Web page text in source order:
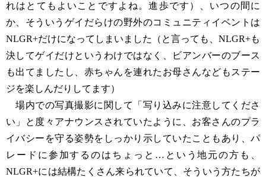
れはとてもよいことですよね。進歩です）、いつの間に
か、そういうゲイだらけの野外のコミュニティイベントは
NLGR+だけになってしまいました（と言っても、NLGR+も
決してゲイだけというわけではなく、ビアンバーのブース
も出てましたし、赤ちゃんを連れたお母さんなどもステー
ジを楽しんだりしてます）
場内での写真撮影に関して「写り込みに注意してくださ
い」と度々アナウンスされていたように、お客さんのプラ
イバシーを守る姿勢をしっかり示していたこともあり、パ
レードに参加するのはちょっと…という地元の方も、
NLGR+には結構たくさん来られていて、そういう方たちが